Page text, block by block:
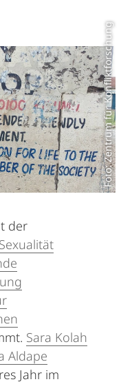
Foto: Zentrum für Konfliktforschung
der
Sara Kolah
Aldape
Jahr im